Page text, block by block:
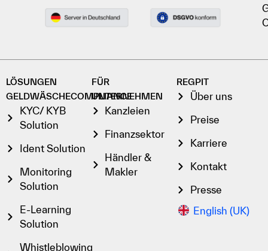
LÖSUNGEN
GELDWÄSCHECOMPLIANCE
KYC/ KYB
Solution
Ident Solution
Monitoring
Solution
E-Learning
Solution
Whistleblowing
FÜR
UNTERNEHMEN
Kanzleien
Finanzsektor
Händler &
Makler
REGPIT
Über uns
Preise
Karriere
Kontakt
Presse
English (UK)